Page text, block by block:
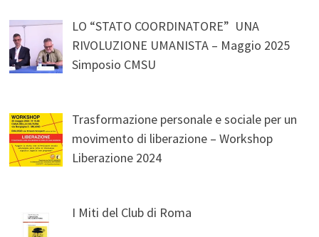
LO “STATO COORDINATORE” UNA
RIVOLUZIONE UMANISTA – Maggio 2025
Simposio CMSU
Trasformazione personale e sociale per un
movimento di liberazione – Workshop
Liberazione 2024
I Miti del Club di Roma